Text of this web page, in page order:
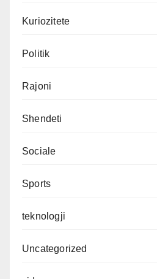
Kuriozitete
Politik
Rajoni
Shendeti
Sociale
Sports
teknologji
Uncategorized